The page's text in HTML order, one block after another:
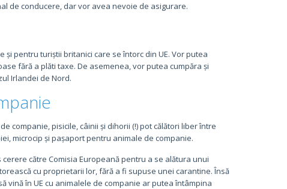
de conducere, dar vor avea nevoie de asigurare.
pentru turiștii britanici care se întorc din UE. Vor putea
fără a plăti taxe. De asemenea, vor putea cumpăra și
Irlandei de Nord.
companie, pisicile, câinii și dihorii (!) pot călători liber între
microcip și pașaport pentru animale de companie.
către Comisia Europeană pentru a se alătura unui
cu proprietarii lor, fără a fi supuse unei carantine. Însă
vină în UE cu animalele de companie ar putea întâmpina